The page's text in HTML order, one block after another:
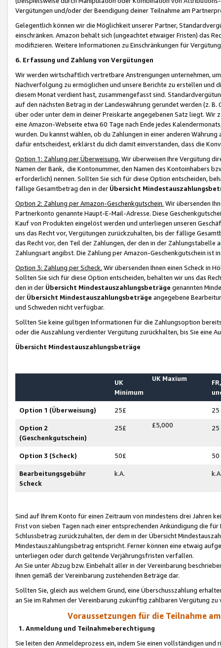
Vergütungen und/oder der Beendigung deiner Teilnahme am
Gelegentlich können wir die Möglichkeit unserer Partner,
einschränken. Amazon behält sich (ungeachtet etwaiger Fristen) das
modifizieren. Weitere Informationen zu Einschränkungen für
6. Erfassung und Zahlung von Vergütungen
Wir werden wirtschaftlich vertretbare Anstrengungen unternehmen,
Nachverfolgung zu ermöglichen und unsere Berichte zu erstellen und
diesem Monat verdient hast, zusammengefasst sind.
auf den nächsten Betrag in der Landeswährung gerundet werden (z.
über oder unter dem in deiner Preiskarte angegebenen Satz liegt.
eine Amazon-Webseite etwa 60 Tage nach Ende jedes
wurden. Du kannst wählen, ob du Zahlungen in einer anderen
dafür entscheidest, erklärst du dich damit einverstanden, dass die
Option 1: Zahlung per Überweisung. Wir überweisen Ihre Vergütung
Namen der Bank, die Kontonummer, den Namen des Kontoinhabers
erforderlich) nennen. Sollten Sie sich für diese Option entscheiden,
fällige Gesamtbetrag den in der Übersicht
Option 2: Zahlung per Amazon-Geschenkgutschein. Wir übersenden
Partnerkonto genannte Haupt-E-Mail-Adresse. Diese
Kauf von Produkten eingelöst werden und unterliegen unseren
uns das Recht vor, Vergütungen zurückzuhalten, bis der fällige
das Recht vor, den Teil der Zahlungen, der den in der
Zahlungsart angibst. Die Zahlung per Amazon-Geschenkgutschein ist
Option 3: Zahlung per Scheck. Wir übersenden Ihnen einen Scheck in
Sollten Sie sich für diese Option entscheiden, behalten wir uns das
den in der Übersicht Mindestauszahlungsbeträge genannten
der Übersicht Mindestauszahlungsbeträge angegebene
und Schweden nicht verfügbar.
Sollten Sie keine gültigen Informationen für die Zahlungsoption
oder die Auszahlung verdienter Vergütung zurückhalten, bis Sie
Übersicht Mindestauszahlungsbeträge
UK
Minimum
UK Maxium
Option 1 (Überweisung) 25£ 25
Option 2
(Geschenkgutschein)
25£ £5,000 25
Option 3 (Scheck) 50£ 50
Bearbeitungsgebühr
Scheck
k.A.
Sind auf Ihrem Konto für einen Zeitraum von mindestens drei Jahren
Frist von sieben Tagen nach einer entsprechenden Ankündigung die
Schlussbetrag zurückzuhalten, der dem in der Übersicht
Mindestauszahlungsbetrag entspricht. Ferner können eine etwaig
unterliegen oder durch geltende Verjährungsfristen verfallen.
An Sie unter Abzug bzw. Einbehalt aller in der Vereinbarung
Ihnen gemäß der Vereinbarung zustehenden Beträge dar.
Sollten Sie, gleich aus welchem Grund, eine Überschusszahlung
an Sie im Rahmen der Vereinbarung zukünftig zahlbaren Vergütung zu
Voraussetzungen für die Teilnahme
1. Anmeldung und Teilnahmeberechtigung
Sie leiten den Anmeldeprozess ein, indem Sie einen vollständigen